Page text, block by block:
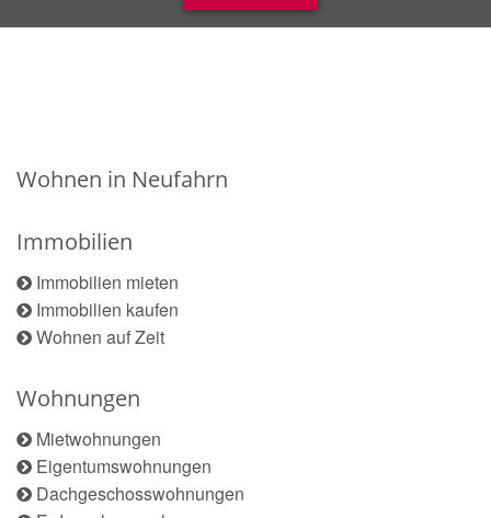
Wohnen in Neufahrn
Immobilien
Immobilien mieten
Immobilien kaufen
Wohnen auf Zeit
Wohnungen
Mietwohnungen
Eigentumswohnungen
Dachgeschosswohnungen